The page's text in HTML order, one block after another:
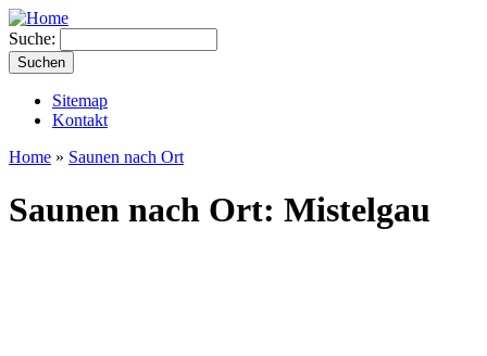
Suche:
Sitemap
Kontakt
Home » Saunen nach Ort
Saunen nach Ort: Mistelgau